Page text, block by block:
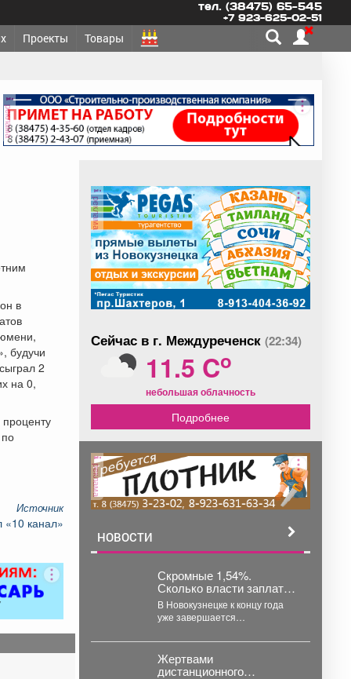
тел. (38475) 65-545
+7 923-625-02-51
Проекты Товары
реклама
в
будучи
2
на 0,
Источник
«10 канал»
реклама
Сейчас в г. Междуреченск (22:34)
11.5 Co
небольшая облачность
Подробнее
реклама
НОВОСТИ
Скромные 1,54%.
Сколько власти заплатят
за улучшение воздуха
Кемерова
В Новокузнецке к концу года
уже завершается
«Чистый воздух», а в
Кемерове, начавшаяся...
️Жертвами
дистанционного